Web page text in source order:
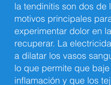
la tendinitis son dos de
motivos principales
experimentar dolor en
recuperar. La
a dilatar los vasos
lo que permite que
inflamación y que los